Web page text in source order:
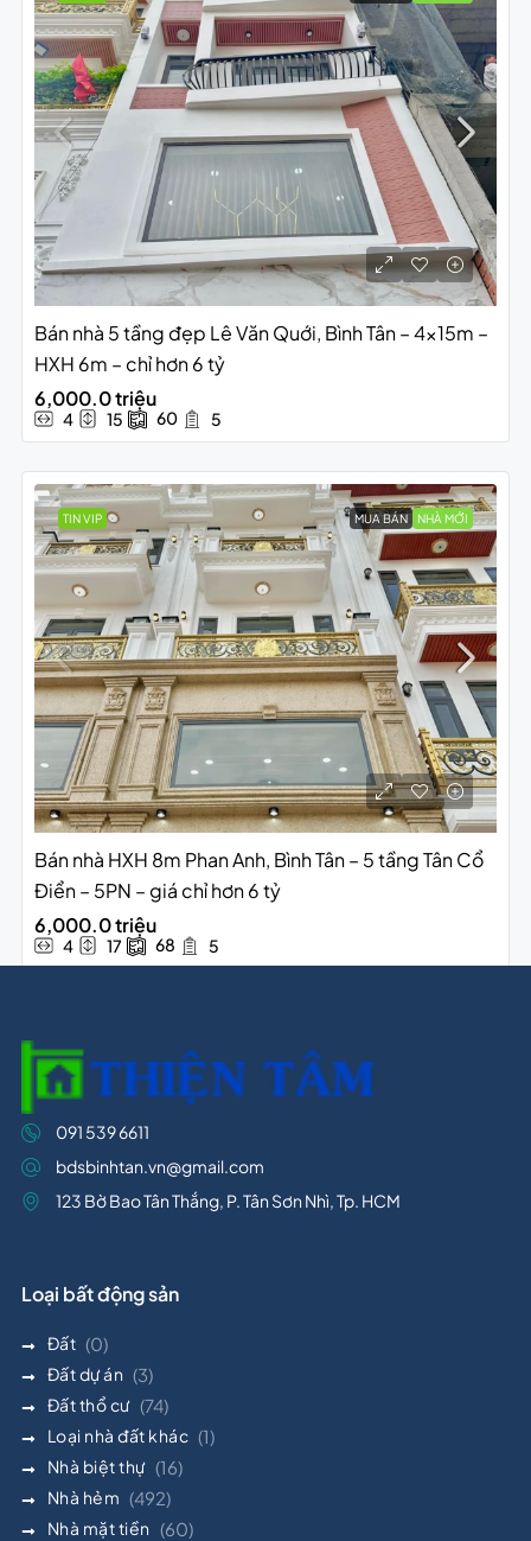
Bán nhà 5 tầng đẹp Lê Văn Quới, Bình Tân – 4x15m –
HXH 6m – chỉ hơn 6 tỷ
6,000.0 triệu
4 15 60 5
TIN VIP MUA BÁN NHÀ MỚI
Bán nhà HXH 8m Phan Anh, Bình Tân – 5 tầng Tân Cổ
Điển – 5PN – giá chỉ hơn 6 tỷ
6,000.0 triệu
4 17 68 5
091 539 6611
bdsbinhtan.vn@gmail.com
123 Bờ Bao Tân Thắng, P. Tân Sơn Nhì, Tp. HCM
Loại bất động sản
Đất (0)
Đất dự án (3)
Đất thổ cư (74)
Loại nhà đất khác (1)
Nhà biệt thự (16)
Nhà hẻm (492)
Nhà mặt tiền (60)